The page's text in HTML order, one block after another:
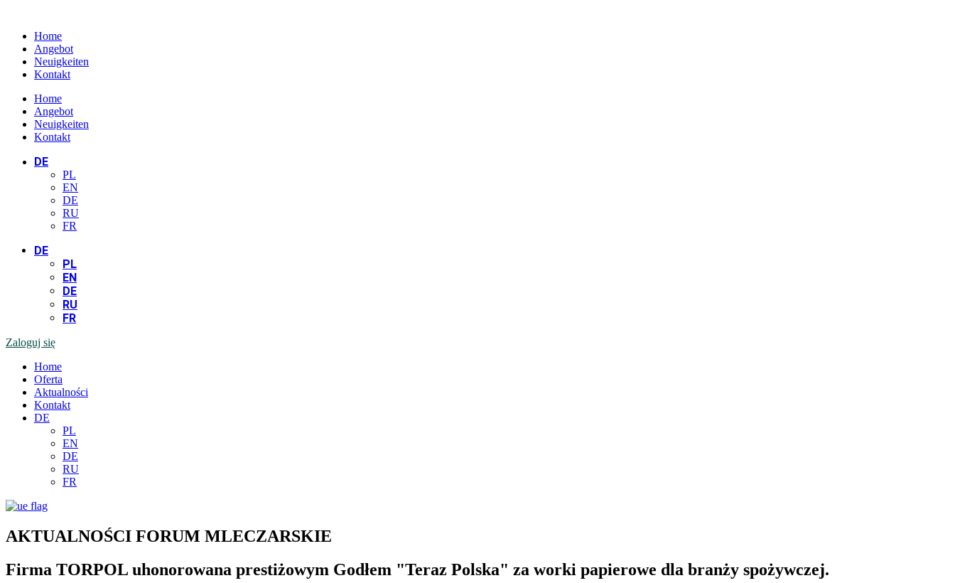
Home
Angebot
Neuigkeiten
Kontakt
Home
Angebot
Neuigkeiten
Kontakt
DE
PL
EN
DE
RU
FR
DE
PL
EN
DE
RU
FR
Zaloguj się
Home
Oferta
Aktualności
Kontakt
DE
PL
EN
DE
RU
FR
AKTUALNOŚCI FORUM MLECZARSKIE
Firma TORPOL uhonorowana prestiżowym Godłem "Teraz Polska" za worki papierowe dla branży spożywczej.